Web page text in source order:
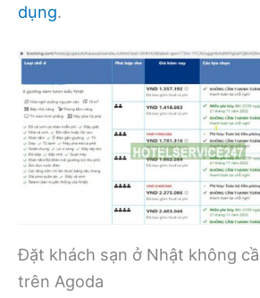
dụng.
Đặt khách sạn ở Nhật không
trên Agoda